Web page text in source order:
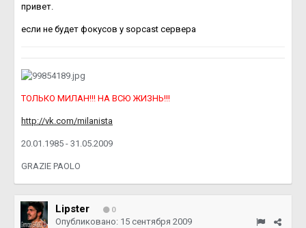
привет.
если не будет фокусов у sopcast сервера
ТОЛЬКО МИЛАН!!! НА ВСЮ ЖИЗНЬ!!!
http://vk.com/milanista
20.01.1985 - 31.05.2009
GRAZIE PAOLO
Lipster 0
Опубликовано: 15 сентября 2009